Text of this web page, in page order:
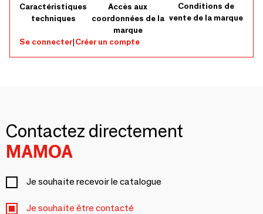
Caractéristiques
techniques
Accès aux
coordonnées de la
marque
Conditions de
vente de la marque
Se connecter|Créer un compte
Contactez directement
MAMOA
Je souhaite recevoir le catalogue
Je souhaite être contacté